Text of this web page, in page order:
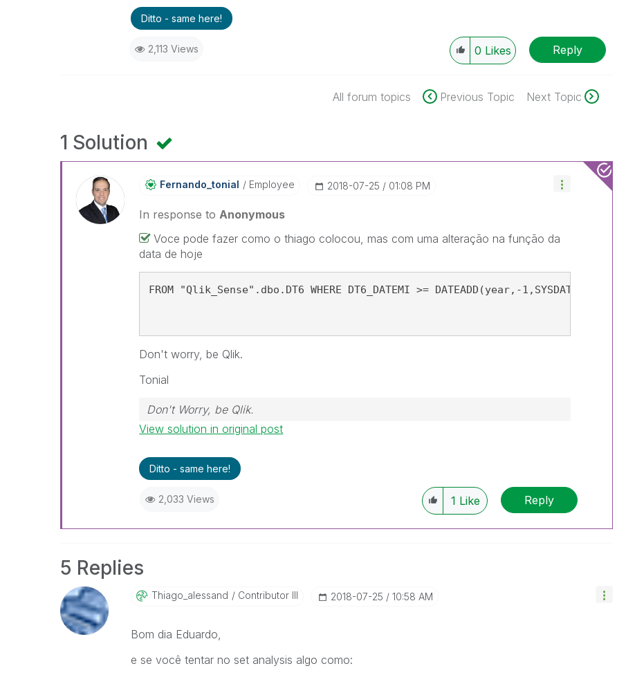
Ditto - same here!
2,113 Views 0 Likes Reply
All forum topics Previous Topic Next Topic
1 Solution
Fernando_tonial Employee ‎2018-07-25 01:08 PM
In response toAnonymous
Voce pode fazer como o thiago colocou, mas com uma alteração na função da
data de hoje
FROM "Qlik_Sense".dbo.DT6 WHERE DT6_DATEMI >= DATEADD(year,-1,SYSDATETIME())
Don't worry, be Qlik.
Tonial
Don't Worry, be Qlik.
View solution in original post
Ditto - same here!
2,033 Views 1 Like Reply
5 Replies
Thiago_alessand Contributor III ‎2018-07-25 10:58 AM
Bom dia Eduardo,
e se você tentar no set analysis algo como: